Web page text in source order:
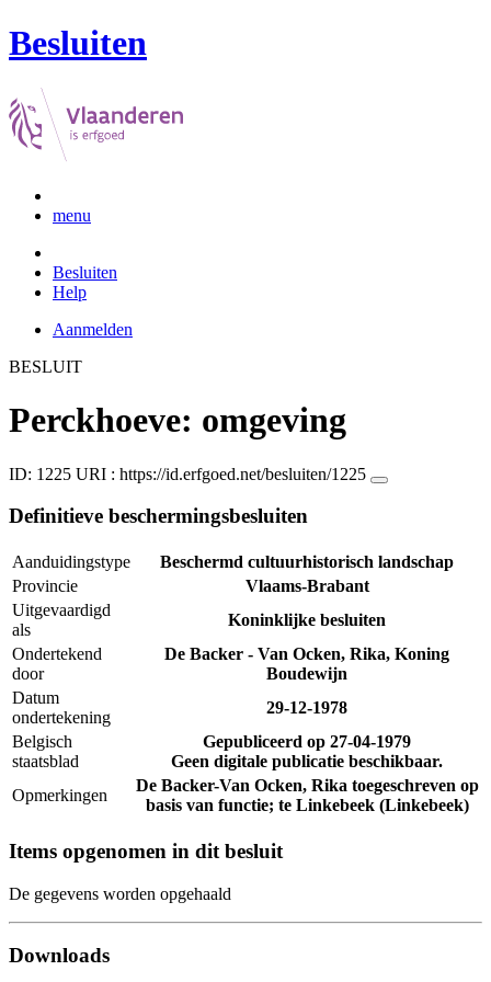
Besluiten
menu
Besluiten
Help
Aanmelden
BESLUIT
Perckhoeve: omgeving
ID: 1225 URI : https://id.erfgoed.net/besluiten/1225
Definitieve beschermingsbesluiten
Aanduidingstype
Beschermd cultuurhistorisch landschap
Provincie
Vlaams-Brabant
Uitgevaardigd
als
Koninklijke besluiten
Ondertekend
door
De Backer - Van Ocken, Rika, Koning
Boudewijn
Datum
ondertekening
29-12-1978
Belgisch
staatsblad
Gepubliceerd op 27-04-1979
Geen digitale publicatie beschikbaar.
Opmerkingen
De Backer-Van Ocken, Rika toegeschreven op
basis van functie; te Linkebeek (Linkebeek)
Items opgenomen in dit besluit
De gegevens worden opgehaald
Downloads